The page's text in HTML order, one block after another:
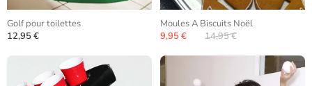
Golf pour toilettes
12,95 €
Moules A Biscuits Noël
9,95 €
14,95 €